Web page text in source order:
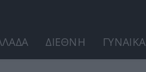
ΔΙΕΘΝΗ ΓΥΝΑΙΚΑ